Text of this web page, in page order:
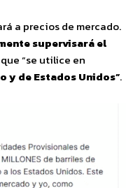
a precios de mercado.
supervisará el
“se utilice en
y de Estados Unidos”.